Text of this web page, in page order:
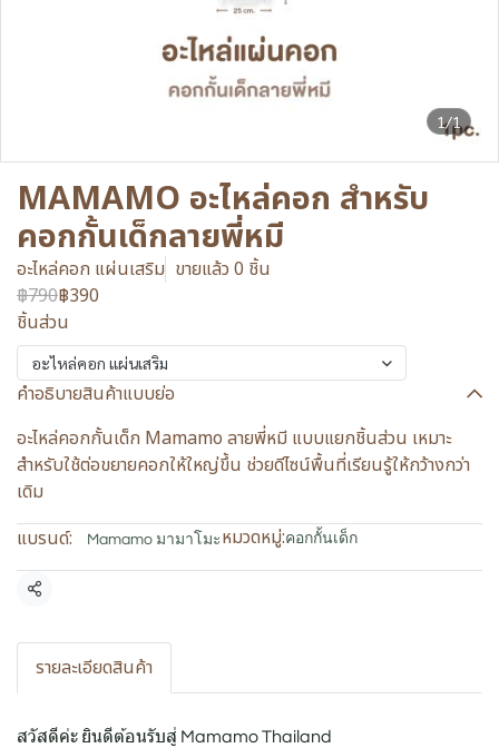
1/1
MAMAMO อะไหล่คอก สำหรับ
คอกกั้นเด็กลายพี่หมี
อะไหล่คอก แผ่นเสริม ขายแล้ว 0 ชิ้น
฿790฿390
ชิ้นส่วน
อะไหล่คอก แผ่นเสริม
คำอธิบายสินค้าแบบย่อ
อะไหล่คอกกั้นเด็ก Mamamo ลายพี่หมี แบบแยกชิ้นส่วน เหมาะ
สำหรับใช้ต่อขยายคอกให้ใหญ่ขึ้น ช่วยดีไซน์พื้นที่เรียนรู้ให้กว้างกว่า
เดิม
แบรนด์:
Mamamo มามาโมะหมวดหมู่:คอกกั้นเด็ก
แชร์
รายละเอียดสินค้า
สวัสดีค่ะ ยินดีต้อนรับสู่ Mamamo Thailand